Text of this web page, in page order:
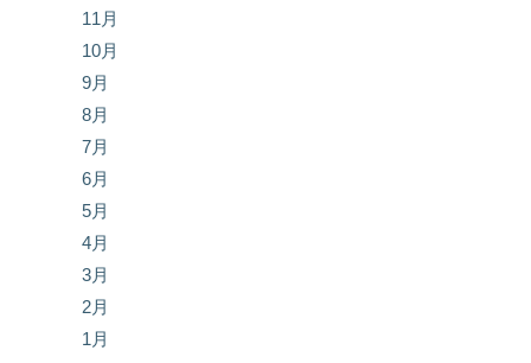
11月
10月
9月
8月
7月
6月
5月
4月
3月
2月
1月